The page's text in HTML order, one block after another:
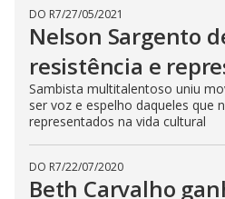
DO R7/27/05/2021
Nelson Sargento
resistência e
Sambista multitalentoso uniu
ser voz e espelho daqueles que
representados na vida cultural
DO R7/22/07/2020
Beth Carvalho